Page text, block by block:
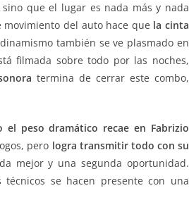
sino que el lugar es nada más y nada
del auto hace que la cinta
también se ve plasmado en
filmada sobre todo por las noches,
termina de cerrar este combo,
el peso dramático recae en Fabrizio
pero logra transmitir todo con su
mejor y una segunda oportunidad.
técnicos se hacen presente con una